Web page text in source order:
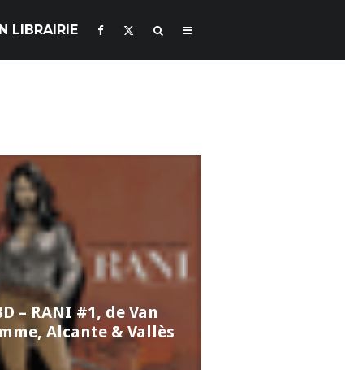
LIBRAIRIE
– RANI #1, de Van
Alcante & Vallès